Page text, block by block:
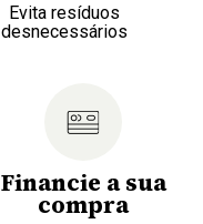
Evita resíduos
desnecessários
Financie a sua
compra